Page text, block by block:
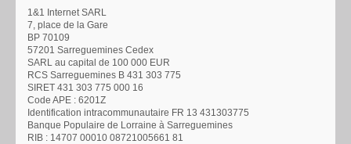
1&1 Internet SARL
7, place de la Gare
BP 70109
57201 Sarreguemines Cedex
SARL au capital de 100 000 EUR
RCS Sarreguemines B 431 303 775
SIRET 431 303 775 000 16
Code APE : 6201Z
Identification intracommunautaire FR 13 431303775
Banque Populaire de Lorraine à Sarreguemines
RIB : 14707 00010 08721005661 81